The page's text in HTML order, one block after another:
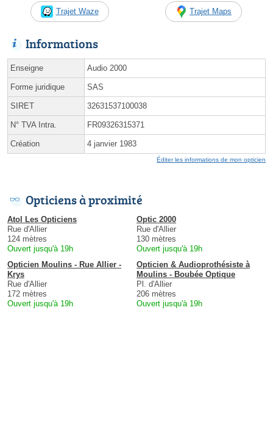
Trajet Waze Trajet Maps
Informations
Enseigne Audio 2000
Forme juridique SAS
SIRET 32631537100038
N° TVA Intra. FR09326315371
Création 4 janvier 1983
Éditer les informations de mon opticien
Opticiens à proximité
Atol Les Opticiens
Rue d'Allier
124 mètres
Ouvert jusqu'à 19h
Optic 2000
Rue d'Allier
130 mètres
Ouvert jusqu'à 19h
Opticien Moulins - Rue Allier -
Krys
Rue d'Allier
172 mètres
Ouvert jusqu'à 19h
Opticien & Audioprothésiste à
Moulins - Boubée Optique
Pl. d'Allier
206 mètres
Ouvert jusqu'à 19h